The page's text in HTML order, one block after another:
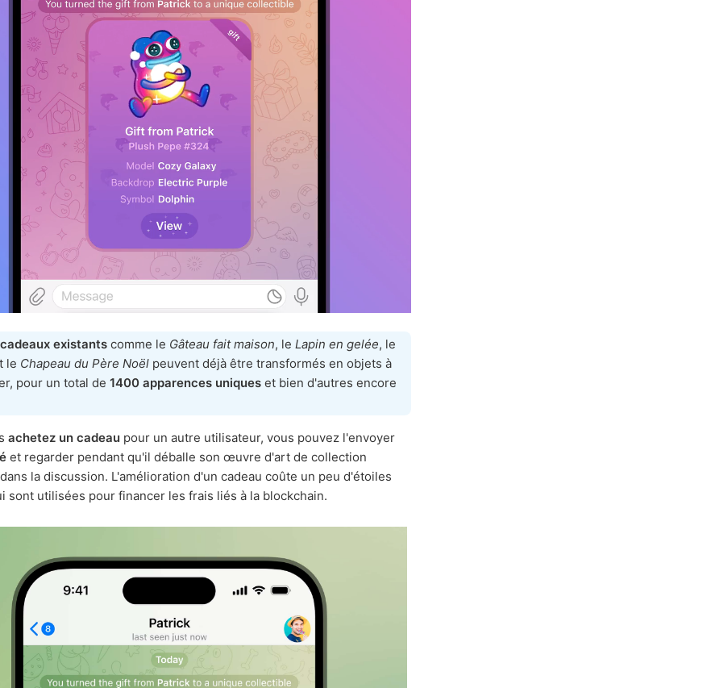
existants comme le Gâteau fait maison, le Lapin en gelée, le
le Chapeau du Père Noël peuvent déjà être transformés en objets à
pour un total de 1400 apparences uniques et bien d'autres encore
achetez un cadeau pour un autre utilisateur, vous pouvez l'envoyer
et regarder pendant qu'il déballe son œuvre d'art de collection
la discussion. L'amélioration d'un cadeau coûte un peu d'étoiles
sont utilisées pour financer les frais liés à la blockchain.